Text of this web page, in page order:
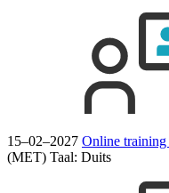
15–02–2027 Online training
(MET) Taal: Duits